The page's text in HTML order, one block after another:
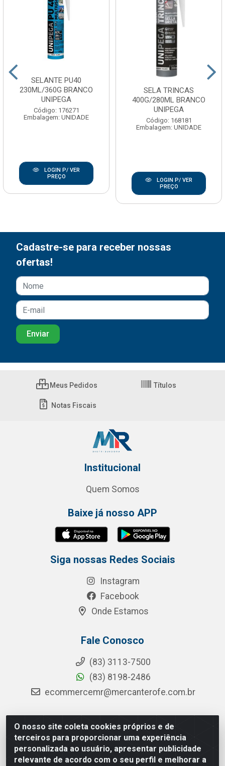
SELANTE PU40
230ML/360G BRANCO
UNIPEGA
Código: 176271
Embalagem: UNIDADE
LOGIN P/ VER
PREÇO
SELA TRINCAS
400G/280ML BRANCO
UNIPEGA
Código: 168181
Embalagem: UNIDADE
LOGIN P/ VER
PREÇO
O nosso site coleta cookies próprios e de
terceiros para proporcionar uma experiência
personalizada ao usuário, apresentar publicidade
relevante de acordo com o seu perfil e melhorar a
Cadastre-se para receber nossas
ofertas!
Meus Pedidos Títulos
Notas Fiscais
Institucional
Quem Somos
Baixe já nosso APP
Siga nossas Redes Sociais
Instagram
Facebook
Onde Estamos
Fale Conosco
(83) 3113-7500
(83) 8198-2486
ecommercemr@mercanterofe.com.br
MR Distribuidora - Rua Hortêncio Ribeiro de Luna, 3777 -
Distrito Industrial, João Pessoa/PB - CEP 58081-400 -
CNPJ 35.428.312/0001-85